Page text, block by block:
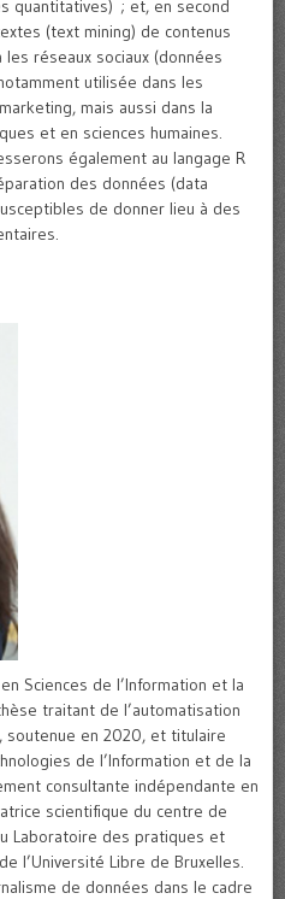
quantitatives) ; et, en second
(text mining) de contenus
réseaux sociaux (données
utilisée dans les
mais aussi dans la
et en sciences humaines.
également au langage R
des données (data
de donner lieu à des
Sciences de l’Information et la
traitant de l’automatisation
soutenue en 2020, et titulaire
de l’Information et de la
consultante indépendante en
scientifique du centre de
Laboratoire des pratiques et
l’Université Libre de Bruxelles.
de données dans le cadre